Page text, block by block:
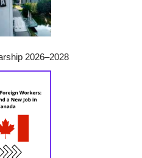
2026–2028